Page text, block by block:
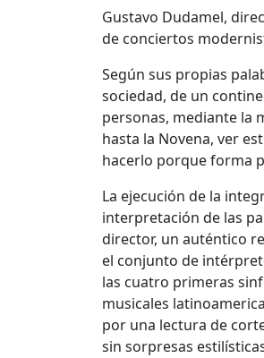
Gustavo Dudamel,
de conciertos
Según sus propias
sociedad, de un
personas, mediante la
hasta la Novena, ver
hacerlo porque forma
La ejecución de la
interpretación de las
director, un auténtico
el conjunto de
las cuatro primeras
musicales
por una lectura de
sin sorpresas